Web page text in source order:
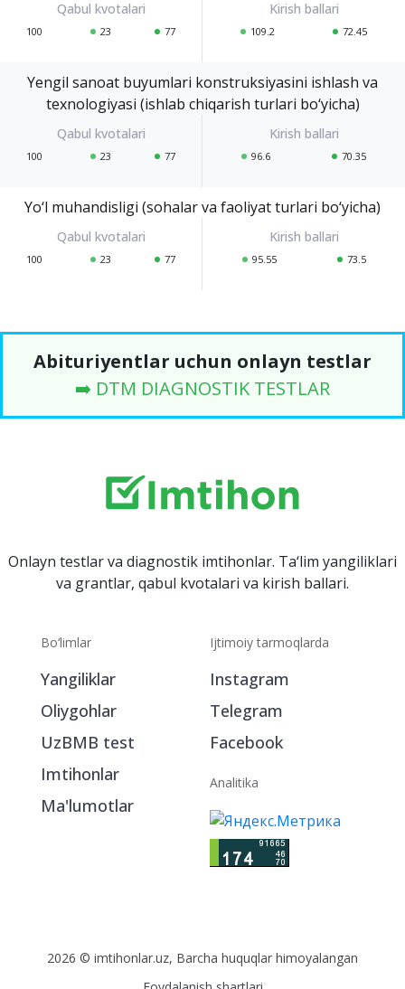
100 23 77 109.2 72.45
Yengil sanoat buyumlari konstruksiyasini ishlash va
texnologiyasi (ishlab chiqarish turlari bo‘yicha)
100 23 77 96.6 70.35
Yo‘l muhandisligi (sohalar va faoliyat turlari bo‘yicha)
100 23 77 95.55 73.5
Abituriyentlar uchun onlayn testlar
➡️ DTM DIAGNOSTIK TESTLAR
Onlayn testlar va diagnostik imtihonlar. Ta‘lim yangiliklari
va grantlar, qabul kvotalari va kirish ballari.
Bo‘limlar
Yangiliklar
Oliygohlar
UzBMB test
Imtihonlar
Ma'lumotlar
Ijtimoiy tarmoqlarda
Instagram
Telegram
Facebook
Analitika
2026 © imtihonlar.uz, Barcha huquqlar himoyalangan